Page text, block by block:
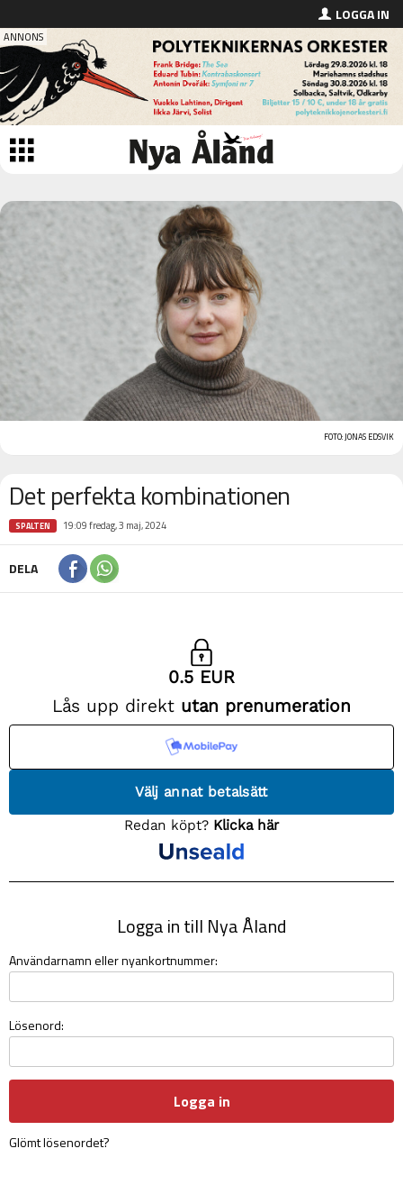
LOGGA IN
FOTO: JONAS EDSVIK
Det perfekta kombinationen
SPALTEN 19:09 fredag, 3 maj, 2024
DELA